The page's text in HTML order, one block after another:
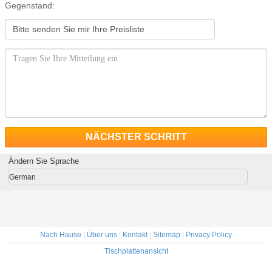
Gegenstand:
NÄCHSTER SCHRITT
Ändern Sie Sprache
German
Nach Hause Über uns Kontakt| Sitemap
Privacy Policy
Tischplattenansicht